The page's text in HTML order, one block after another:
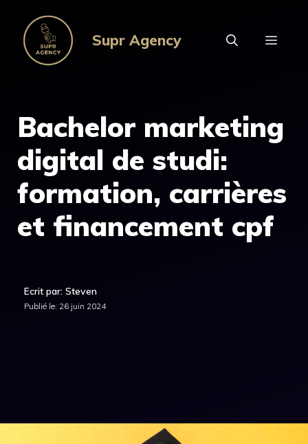
contenu
Supr Agency
Bachelor marketing
digital de studi:
formation, carrières
et financement cpf
Ecrit par: Steven
Publié le: 26 juin 2024